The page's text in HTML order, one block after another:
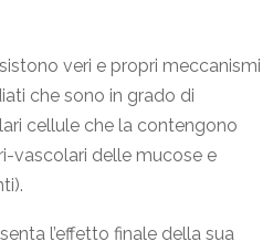
veri e propri meccanismi
che sono in grado di
cellule che la contengono
vascolari delle mucose e
l’effetto finale della sua